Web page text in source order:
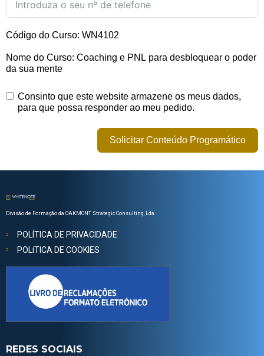
Código do Curso: WN4102
Nome do Curso: Coaching e PNL para desbloquear o poder
da sua mente
Consinto que este website armazene os meus dados,
para que possa responder ao meu pedido.
Solicitar Conteúdo Programático
Divisão de Formação da OAKMONT Strategic Consulting, Lda
POLÍTICA DE PRIVACIDADE
POLíTICA DE COOKIES
REDES SOCIAIS